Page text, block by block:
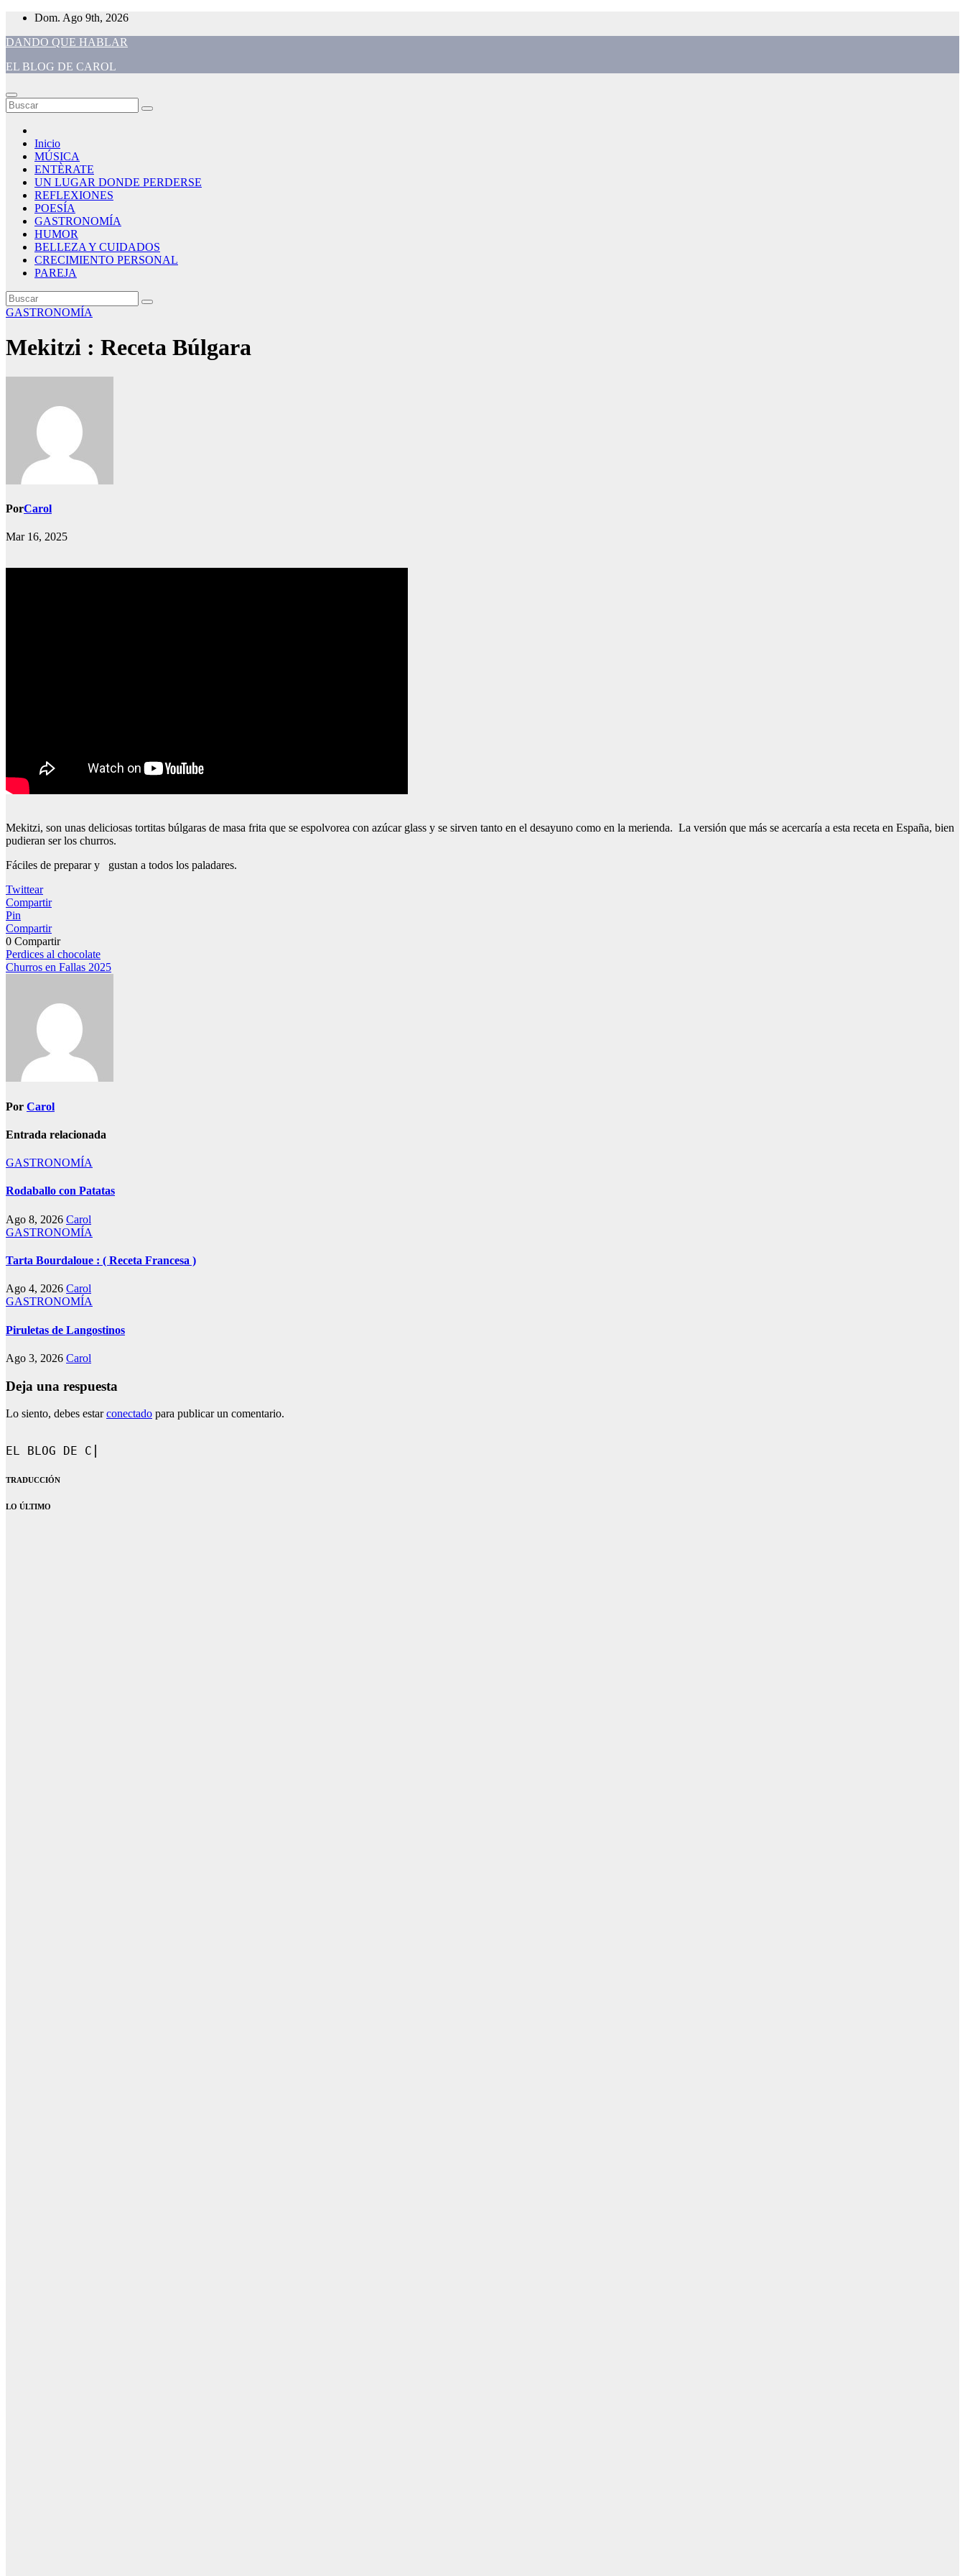
Saltar
contenido
Dom. Ago 9th, 2026
DANDO QUE HABLAR
EL BLOG DE CAROL
Inicio
MÚSICA
ENTÈRATE
UN LUGAR DONDE PERDERSE
REFLEXIONES
POESÍA
GASTRONOMÍA
HUMOR
BELLEZA Y CUIDADOS
CRECIMIENTO PERSONAL
PAREJA
GASTRONOMÍA
Mekitzi : Receta Búlgara
PorCarol
Mar 16, 2025
Mekitzi, son unas deliciosas tortitas búlgaras de masa frita que se espolvorea con azúcar glass y se sirven tanto en el desayuno como en la merienda. La versión que más se acercaría a esta receta en España, bien
pudieran ser los churros.
Fáciles de preparar y gustan a todos los paladares.
Twittear
Compartir
Pin
Compartir
0 Compartir
Navegación
de
Perdices al chocolate
Churros en Fallas 2025
Por Carol
Entrada relacionada
GASTRONOMÍA
Rodaballo con Patatas
Ago 8, 2026 Carol
GASTRONOMÍA
Tarta Bourdaloue : ( Receta Francesa )
Ago 4, 2026 Carol
GASTRONOMÍA
Piruletas de Langostinos
Ago 3, 2026 Carol
Deja una respuesta
Lo siento, debes estarconectado para publicar un comentario.
EL BLOG DE CAROL.
TRADUCCIÓN
LO ÚLTIMO